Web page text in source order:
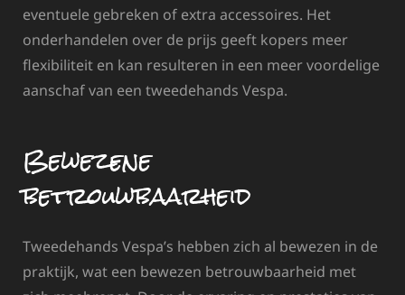
eventuele gebreken of extra accessoires. Het
onderhandelen over de prijs geeft kopers meer
flexibiliteit en kan resulteren in een meer voordelige
aanschaf van een tweedehands Vespa.
Bewezene
betrouwbaarheid
Tweedehands Vespa’s hebben zich al bewezen in de
praktijk, wat een bewezen betrouwbaarheid met